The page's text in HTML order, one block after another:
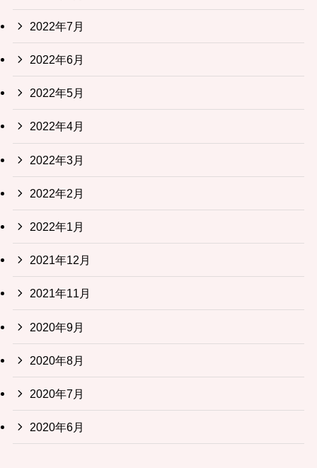
2022年7月
2022年6月
2022年5月
2022年4月
2022年3月
2022年2月
2022年1月
2021年12月
2021年11月
2020年9月
2020年8月
2020年7月
2020年6月